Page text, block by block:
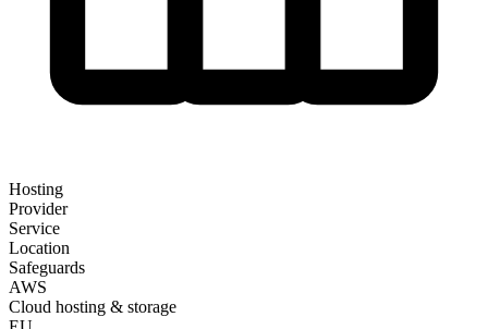
Hosting
Provider
Service
Location
Safeguards
AWS
Cloud hosting & storage